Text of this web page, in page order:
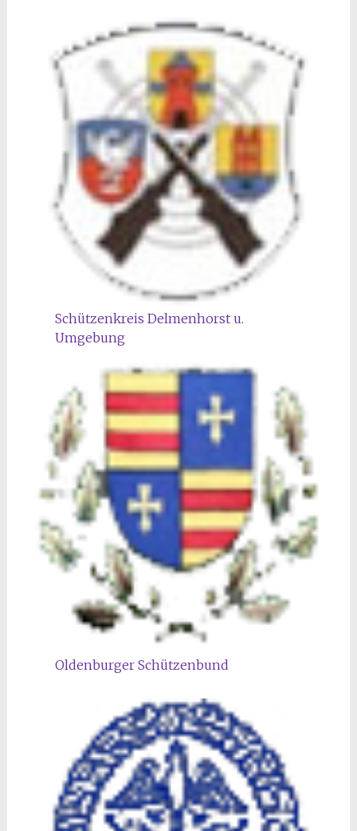
Schützenkreis Delmenhorst u.
Umgebung
Oldenburger Schützenbund